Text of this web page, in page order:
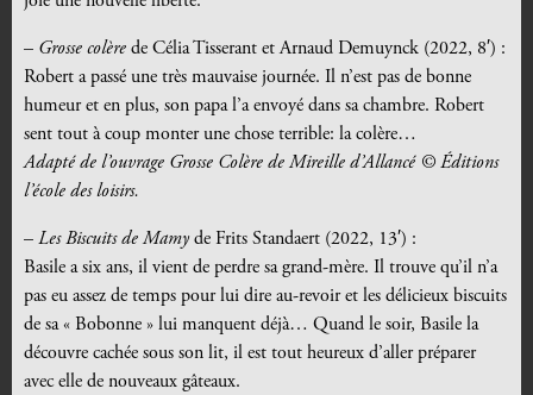
– Grosse colère de Célia Tisserant et Arnaud Demuynck (2022, 8′) :
Robert a passé une très mauvaise journée. Il n’est pas de bonne
humeur et en plus, son papa l’a envoyé dans sa chambre. Robert
sent tout à coup monter une chose terrible: la colère…
Adapté de l’ouvrage Grosse Colère de Mireille d’Allancé © Éditions
l’école des loisirs.
– Les Biscuits de Mamyde Frits Standaert (2022, 13′) :
Basile a six ans, il vient de perdre sa grand-mère. Il trouve qu’il n’a
pas eu assez de temps pour lui dire au-revoir et les délicieux biscuits
de sa « Bobonne » lui manquent déjà… Quand le soir, Basile la
découvre cachée sous son lit, il est tout heureux d’aller préparer
avec elle de nouveaux gâteaux.